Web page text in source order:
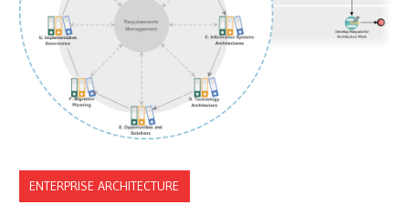
ENTERPRISE ARCHITECTURE